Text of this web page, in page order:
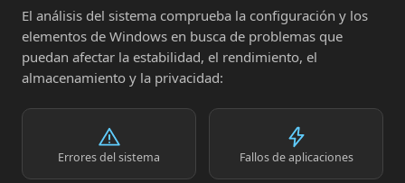
El análisis del sistema comprueba la configuración y los
elementos de Windows en busca de problemas que
puedan afectar la estabilidad, el rendimiento, el
almacenamiento y la privacidad:
Errores del sistema Fallos de aplicaciones